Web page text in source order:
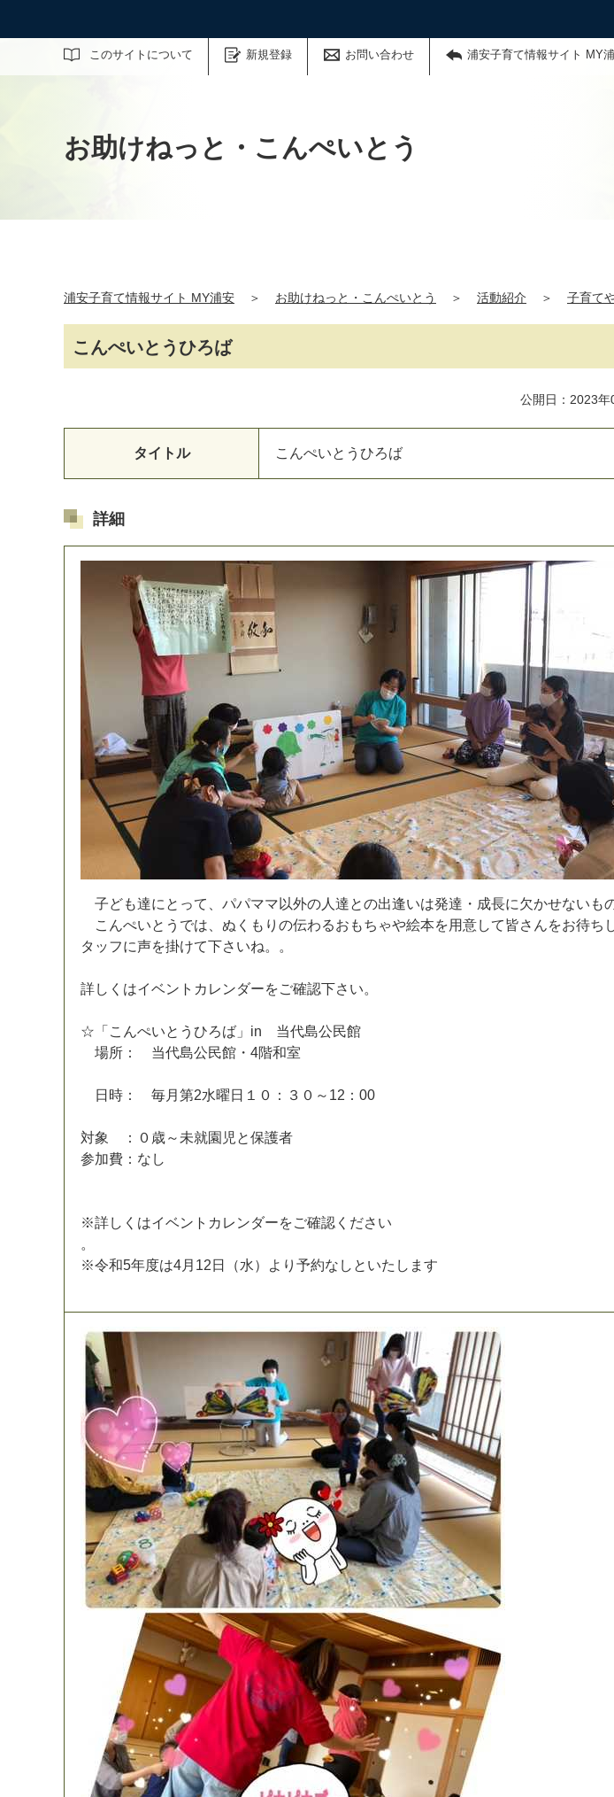
このサイトについて 新規登録 お問い合わせ 浦安子育て情報サイト MY
サイト内検索
お助けねっと・こんぺいとう
浦安子育て情報サイト MY浦安 ＞ お助けねっと・こんぺいとう ＞ 活動紹介 ＞ 子育て
こんぺいとうひろば
公開日：2023
タイトル こ んぺいと う ひろば
詳細
子ども達に と って パパママ 以外の 人 達との出逢いは発達 ・ 成長に欠かせない も
こ んぺいと う では ぬ く も り の伝わるお もち ゃや絵本を用意して皆さ んをお待ち
タ ッフに声を掛けて下さ いね。 。
詳し く はイベン ト カ レ ンダーをご確認下さ い。
☆ 「 こ んぺいと う ひろば 」 in 当代島公民館
場所 ： 当代島公民館 ・ 4階和室
日 時 ： 毎月 第2水曜 日 １ ０ ： ３ ０ ～ 12 ： 00
対象 ： ０ 歳～ 未就園 児 と保護者
参加費 ： な し
※詳し く はイベン ト カ レ ンダーをご確認 く ださ い
。
※令和5年度は4月 12 日 （水） よ り 予約な し と いた し ま す